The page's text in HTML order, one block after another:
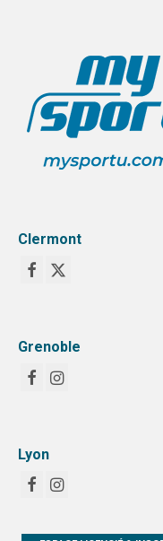
Clermont
Grenoble
Lyon